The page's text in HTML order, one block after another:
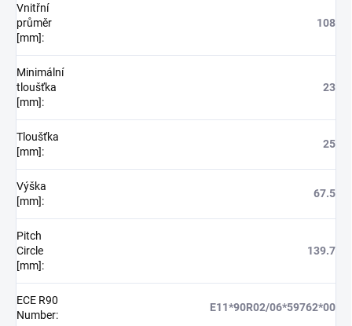
Vnitřní
průměr
[mm]:
108
Minimální
tloušťka
[mm]:
23
Tloušťka
[mm]:
25
Výška
[mm]:
67.5
Pitch
Circle
[mm]:
139.7
ECE R90
Number:
E11*90R02/06*59762*00